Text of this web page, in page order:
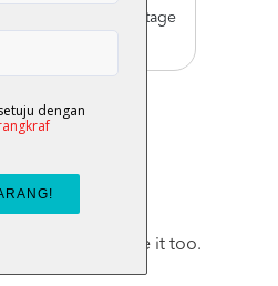
with reasonable postage
Like
you may like it too.